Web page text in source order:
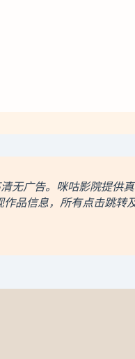
广告。咪咕影院提供
品信息，所有点击跳转